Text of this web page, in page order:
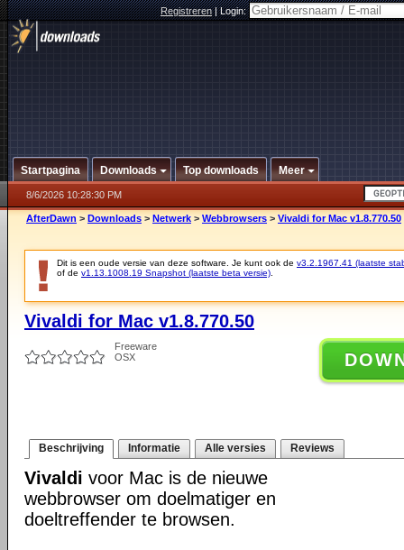
Registreren|Login:
Startpagina Downloads Top downloads Meer
8/6/2026 10:28:30 PM
AfterDawn > Downloads > Netwerk > Webbrowsers > Vivaldi for Mac v1.8.770.50
Dit is een oude versie van deze software. Je kunt ook de v3.2.1967.41 (laatste
of de v1.13.1008.19 Snapshot (laatste beta versie)
Vivaldi for Mac v1.8.770.50
Freeware
OSX
Beschrijving Informatie Alle versies Reviews
Vivaldi voor Mac is de nieuwe
webbrowser om doelmatiger en
doeltreffender te browsen.